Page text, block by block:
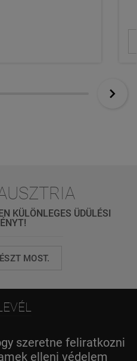
KÜLÖNLEGES ÜDÜLÉSI
MOST.
szeretne feliratkozni
elleni védelem